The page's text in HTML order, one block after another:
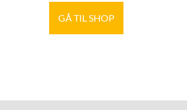
GÅ TIL SHOP